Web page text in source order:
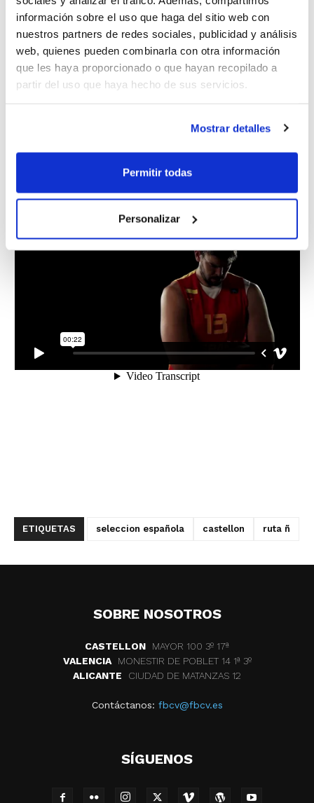
información sobre el uso que haga del sitio web con
nuestros partners de redes sociales, publicidad y análisis
web, quienes pueden combinarla con otra información
que les haya proporcionado o que hayan recopilado a
partir del uso que haya hecho de sus servicios.
Mostrar detalles
Permitir todas
Personalizar
Se abren las taquillas en Castellón
Venta de entradas online
ETIQUETAS seleccion española castellon ruta ñ
SOBRE NOSOTROS
CASTELLON
MAYOR 100 3º 17ª
VALENCIA
MONESTIR DE POBLET 14 1ª 3º
ALICANTE
CIUDAD DE MATANZAS 12
Contáctanos: fbcv@fbcv.es
SÍGUENOS